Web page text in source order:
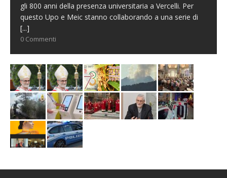
gli 800 anni della presenza universitaria a Vercelli. Per
questo Upo e Meic stanno collaborando a una serie di
[...]
0 Commenti